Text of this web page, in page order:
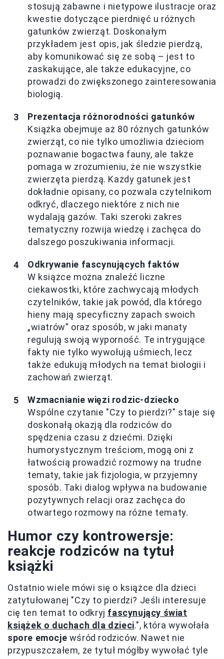
stosują zabawne i nietypowe ilustracje oraz
kwestie dotyczące pierdnięć u różnych
gatunków zwierząt. Doskonałym
przykładem jest opis, jak śledzie pierdzą,
aby komunikować się ze sobą – jest to
zaskakujące, ale także edukacyjne, co
prowadzi do zwiększonego zainteresowania
biologią.
Prezentacja różnorodności gatunków
Książka obejmuje aż 80 różnych gatunków
zwierząt, co nie tylko umożliwia dzieciom
poznawanie bogactwa fauny, ale także
pomaga w zrozumieniu, że nie wszystkie
zwierzęta pierdzą. Każdy gatunek jest
dokładnie opisany, co pozwala czytelnikom
odkryć, dlaczego niektóre z nich nie
wydalają gazów. Taki szeroki zakres
tematyczny rozwija wiedzę i zachęca do
dalszego poszukiwania informacji.
Odkrywanie fascynujących faktów
W książce można znaleźć liczne
ciekawostki, które zachwycają młodych
czytelników, takie jak powód, dla którego
hieny mają specyficzny zapach swoich
„wiatrów” oraz sposób, w jaki manaty
regulują swoją wyporność. Te intrygujące
fakty nie tylko wywołują uśmiech, lecz
także edukują młodych na temat biologii i
zachowań zwierząt.
Wzmacnianie więzi rodzic-dziecko
Wspólne czytanie "Czy to pierdzi?" staje się
doskonałą okazją dla rodziców do
spędzenia czasu z dziećmi. Dzięki
humorystycznym treściom, mogą oni z
łatwością prowadzić rozmowy na trudne
tematy, takie jak fizjologia, w przyjemny
sposób. Taki dialog wpływa na budowanie
pozytywnych relacji oraz zachęca do
otwartego rozmowy na różne tematy.
Humor czy kontrowersje:
reakcje rodziców na tytuł
książki
Ostatnio wiele mówi się o książce dla dzieci
zatytułowanej "Czy to pierdzi? Jeśli interesuje
cię ten temat to odkryj fascynujący świat
książek o duchach dla dzieci.", która wywołała
spore emocje wśród rodziców. Nawet nie
przypuszczałem, że tytuł mógłby wywołać tyle